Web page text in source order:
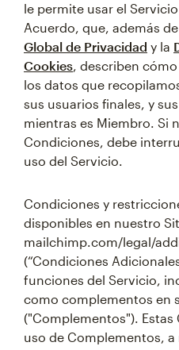
le permite usar el
Acuerdo, que, además
Global de Privacidad y la
Cookies, describen
los datos que
sus usuarios finales, y
mientras es Miembro. Si
Condiciones, debe
uso del Servicio.
Condiciones y
disponibles en nuestro
mailchimp.com/legal/
(“Condiciones
funciones del Servicio,
como complementos en
("Complementos").
uso de Complementos,